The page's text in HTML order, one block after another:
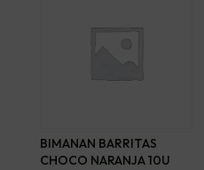
BIMANAN BARRITAS
CHOCO NARANJA 10U